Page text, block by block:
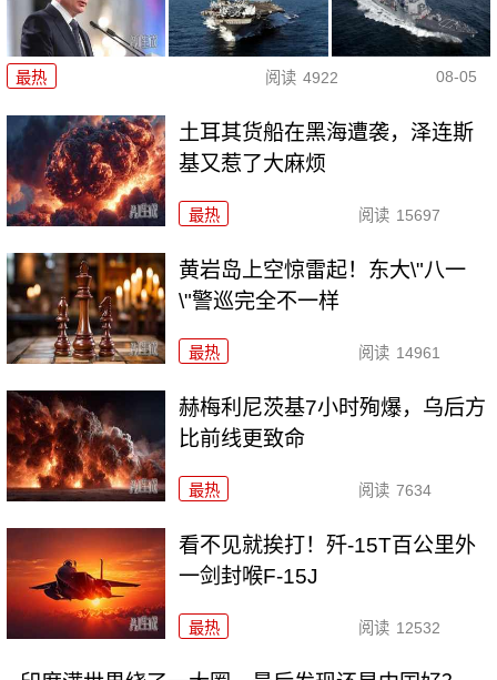
最热 阅读 4922 08-05
土耳其货船在黑海遭袭，泽连斯
基又惹了大麻烦
最热 阅读 15697
黄岩岛上空惊雷起！东大\"八一
\"警巡完全不一样
最热 阅读 14961
赫梅利尼茨基7小时殉爆，乌后方
比前线更致命
最热 阅读 7634
看不见就挨打！歼-15T百公里外
一剑封喉F-15J
最热 阅读 12532